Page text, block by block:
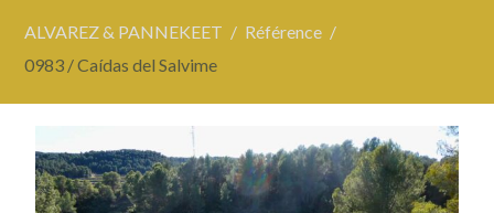
ALVAREZ & PANNEKEET
Référence
0983 / Caídas del Salvime